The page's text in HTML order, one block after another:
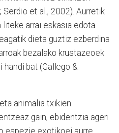
et al., 2002). Aurretik
liteke arrai eskasia edota
dieta guztiz ezberdina
bezalako krustazeoek
bat (Gallego &
animalia txikien
gain, ebidentzia ageri
espezie exotikoei aurre